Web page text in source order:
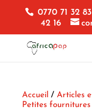
0770 71 32
42 16
Accueil / Articles
Petites fournitures